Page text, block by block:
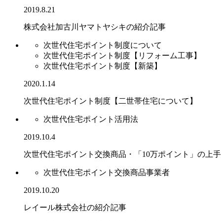
2019.8.21
株式会社加古川ヤマトヤシキの紹介記事
次世代住宅ポイント制度について
次世代住宅ポイント制度【リフォーム工事】
次世代住宅ポイント制度【新築】
2020.1.14
次世代住宅ポイント制度【二世帯住宅について】
次世代住宅ポイント活用法
2019.10.4
次世代住宅ポイント交換商品・「10万ポイント」の上
次世代住宅ポイント交換商品事業者
2019.10.20
レイール株式会社の紹介記事